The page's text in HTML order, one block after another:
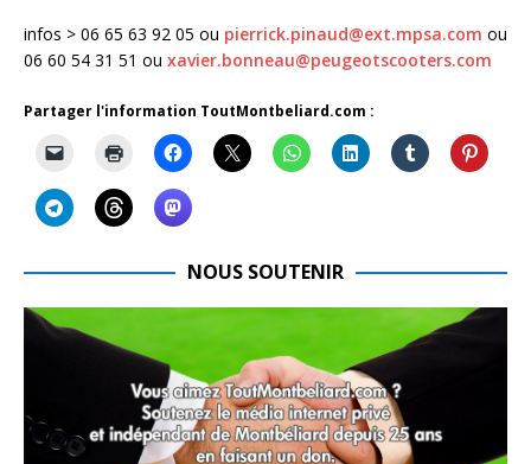
infos > 06 65 63 92 05 ou pierrick.pinaud@ext.mpsa.com ou
06 60 54 31 51 ou xavier.bonneau@peugeotscooters.com
Partager l'information ToutMontbeliard.com :
NOUS SOUTENIR